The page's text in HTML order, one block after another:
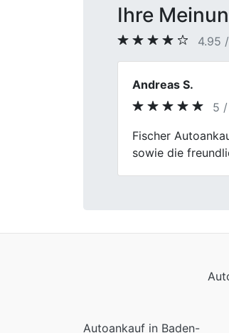
Ihre
4.95
Petra L.
5
Ich bin eher
Württemberg